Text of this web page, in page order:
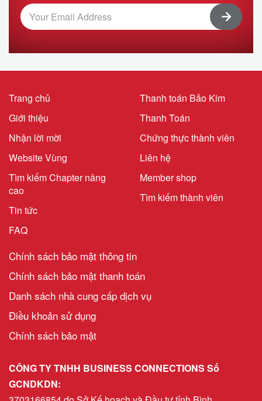
Trang chủ
Giới thiệu
Nhận lời mời
Website Vùng
Tìm kiếm Chapter nâng
cao
Tin tức
FAQ
Thanh toán Bảo Kim
Thanh Toán
Chứng thực thành viên
Liên hệ
Member shop
Tìm kiếm thành viên
Chính sách bảo mật thông tin
Chính sách bảo mật thanh toán
Danh sách nhà cung cấp dịch vụ
Điều khoản sử dụng
Chính sách bảo mật
CÔNG TY TNHH BUSINESS CONNECTIONS Số
GCNDKDN: